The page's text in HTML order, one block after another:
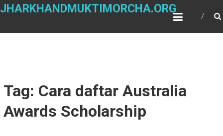
Skip
JHARKHANDMUKTIMORCHA.ORG
Tag: Cara daftar Australia
Awards Scholarship